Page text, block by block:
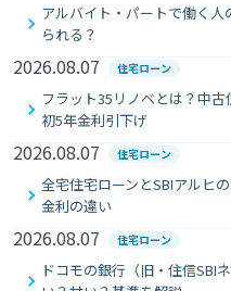
アルバイト・パートで働く人
られる？
2026.08.07 住宅ローン
フラット35リノベとは？中
初5年金利引下げ
2026.08.07 住宅ローン
全宅住宅ローンとSBIアルヒ
金利の違い
2026.08.07 住宅ローン
ドコモの銀行（旧・住信SBI